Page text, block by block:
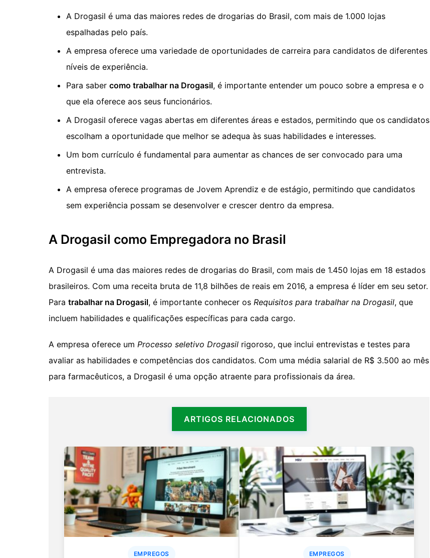
A Drogasil é uma das maiores redes de drogarias do Brasil, com mais de 1.000 lojas
espalhadas pelo país.
A empresa oferece uma variedade de oportunidades de carreira para candidatos de diferentes
níveis de experiência.
Para saber como trabalhar na Drogasil, é importante entender um pouco sobre a empresa e o
que ela oferece aos seus funcionários.
A Drogasil oferece vagas abertas em diferentes áreas e estados, permitindo que os candidatos
escolham a oportunidade que melhor se adequa às suas habilidades e interesses.
Um bom currículo é fundamental para aumentar as chances de ser convocado para uma
entrevista.
A empresa oferece programas de Jovem Aprendiz e de estágio, permitindo que candidatos
sem experiência possam se desenvolver e crescer dentro da empresa.
A Drogasil como Empregadora no Brasil
A Drogasil é uma das maiores redes de drogarias do Brasil, com mais de 1.450 lojas em 18 estados
brasileiros. Com uma receita bruta de 11,8 bilhões de reais em 2016, a empresa é líder em seu setor.
Para trabalhar na Drogasil, é importante conhecer os Requisitos para trabalhar na Drogasil, que
incluem habilidades e qualificações específicas para cada cargo.
A empresa oferece um Processo seletivo Drogasil rigoroso, que inclui entrevistas e testes para
avaliar as habilidades e competências dos candidatos. Com uma média salarial de R$ 3.500 ao mês
para farmacêuticos, a Drogasil é uma opção atraente para profissionais da área.
ARTIGOS RELACIONADOS
EMPREGOS EMPREGOS